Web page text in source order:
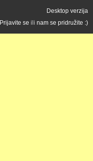
Desktop verzija
Prijavite se ili nam se pridružite :)